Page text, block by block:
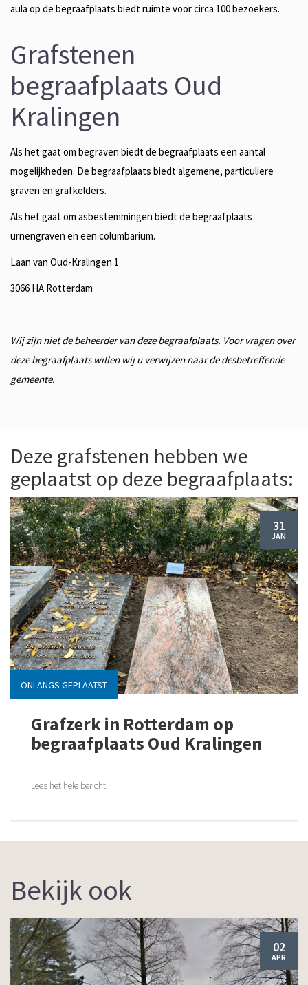
aula op de begraafplaats biedt ruimte voor circa 100 bezoekers.
Grafstenen
begraafplaats Oud
Kralingen
Als het gaat om begraven biedt de begraafplaats een aantal
mogelijkheden. De begraafplaats biedt algemene, particuliere
graven en grafkelders.
Als het gaat om asbestemmingen biedt de begraafplaats
urnengraven en een columbarium.
Laan van Oud-Kralingen 1
3066 HA Rotterdam
Wij zijn niet de beheerder van deze begraafplaats. Voor vragen over
deze begraafplaats willen wij u verwijzen naar de desbetreffende
gemeente.
Deze grafstenen hebben we
geplaatst op deze begraafplaats:
31
JAN
ONLANGS GEPLAATST
Grafzerk in Rotterdam op
begraafplaats Oud Kralingen
Lees het hele bericht
Bekijk ook
02
APR